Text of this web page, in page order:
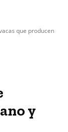
que producen
y